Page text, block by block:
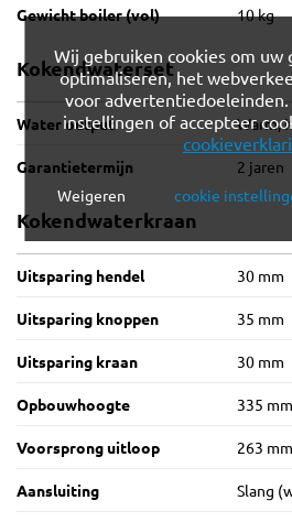
Gewicht boiler (vol) 10 kg
Kokendwaterset
Water output Warm,
Garantietermijn 2 jaren
Kokendwaterkraan
Uitsparing hendel 30 mm
Uitsparing knoppen 35 mm
Uitsparing kraan 30 mm
Opbouwhoogte 335 mm
Voorsprong uitloop 263 mm
Aansluiting Slang
Wij gebruiken cookies om uw
optimaliseren, het
voor advertentiedoeleinden.
instellingen of accepteer
Verplichte cookies
Analytische cookies
Weigeren cookie